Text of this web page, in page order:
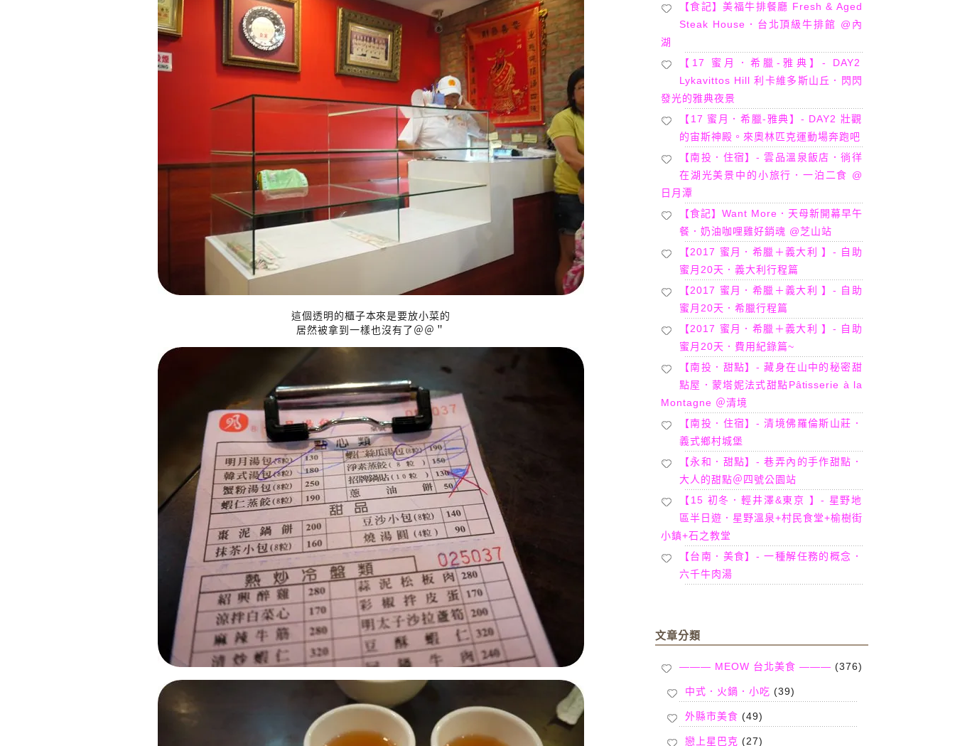
這個透明的櫃子本來是要放小菜的
居然被拿到一樣也沒有了＠＠＂
【食記】美福牛排餐廳 Fresh & Aged
Steak House．台北頂級牛排館 @內
湖
【17 蜜月．希臘-雅典】- DAY2
Lykavittos Hill 利卡維多斯山丘．閃閃
發光的雅典夜景
【17 蜜月．希臘-雅典】- DAY2 壯觀
的宙斯神殿。來奧林匹克運動場奔跑吧
【南投．住宿】- 雲品溫泉飯店．徜徉
在湖光美景中的小旅行．一泊二食 @
日月潭
【食記】Want More．天母新開幕早午
餐．奶油咖哩雞好銷魂 @芝山站
【2017 蜜月．希臘＋義大利 】- 自助
蜜月20天．義大利行程篇
【2017 蜜月．希臘＋義大利 】- 自助
蜜月20天．希臘行程篇
【2017 蜜月．希臘＋義大利 】- 自助
蜜月20天．費用紀錄篇~
【南投．甜點】- 藏身在山中的秘密甜
點屋．蒙塔妮法式甜點Pâtisserie à la
Montagne ＠清境
【南投．住宿】- 清境佛羅倫斯山莊．
義式鄉村城堡
【永和．甜點】- 巷弄內的手作甜點．
大人的甜點＠四號公園站
【15 初冬．輕井澤&東京 】- 星野地
區半日遊．星野溫泉+村民食堂+榆樹街
小鎮+石之教堂
【台南．美食】- 一種解任務的概念．
六千牛肉湯
文章分類
——— MEOW 台北美食 ——— (376)
中式．火鍋．小吃 (39)
外縣市美食 (49)
戀上星巴克 (27)